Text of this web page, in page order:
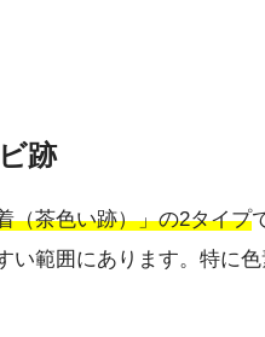
跡
（茶色い跡）」の2タイプ
範囲にあります。特に